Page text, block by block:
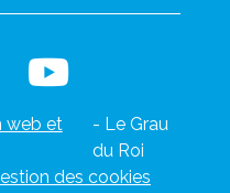
web et
- Le Grau
du Roi
des cookies